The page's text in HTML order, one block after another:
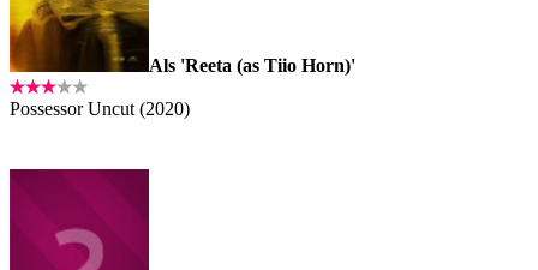
Als 'Reeta (as Tiio Horn)'
Possessor Uncut (2020)